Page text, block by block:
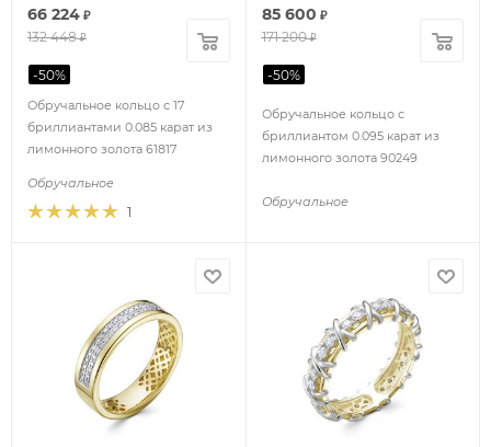
1
Обручальное кольцо с 17
бриллиантами 0.085 карат из
лимонного золота 61817
Обручальное
66 224 ₽
132 448₽
-50%
Обручальное кольцо с
бриллиантом 0.095 карат из
лимонного золота 90249
Обручальное
85 600 ₽
171 200₽
-50%